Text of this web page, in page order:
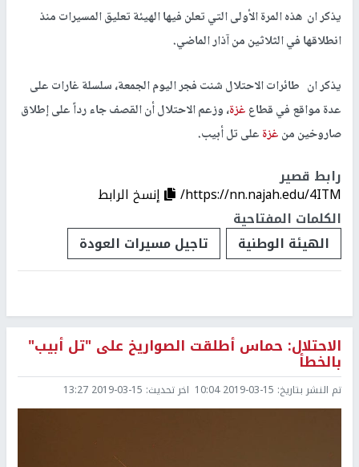
يذكر ان هذه المرة الأولى التي تعلن فيها الهيئة تعليق المسيرات منذ
انطلاقها في الثلاثين من آذار الماضي.
يذكر ان طائرات الاحتلال شنت فجر اليوم الجمعة، سلسلة غارات على
عدة مواقع في قطاعغزة، وزعم الاحتلال أن القصف جاء رداً على إطلاق
صاروخين منغزةعلى تل أبيب.
رابط قصير
https://nn.najah.edu/4ITM/
إنسخ الرابط
الكلمات المفتاحية
الهيئة الوطنية
تاجيل مسيرات العودة
الاحتلال: حماس أطلقت الصواريخ على "تل أبيب"
بالخطأ
تم النشر بتاريخ: 2019-03-15 10:04 اخر تحديث: 2019-03-15 13:27